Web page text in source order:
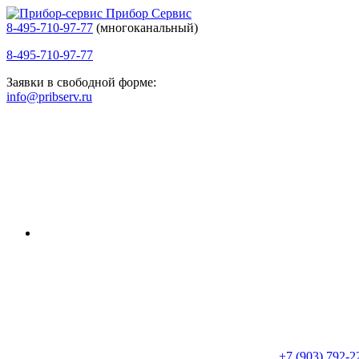
Прибор Сервис
8-495-710-97-77 (многоканальный)
8-495-710-97-77
Заявки в свободной форме:
info@pribserv.ru
+7 (903) 792-